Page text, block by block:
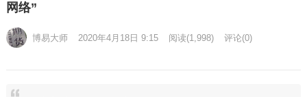
网络”
博易大师 2020年4月18日 9:15 阅读(1,998) 评论(0)